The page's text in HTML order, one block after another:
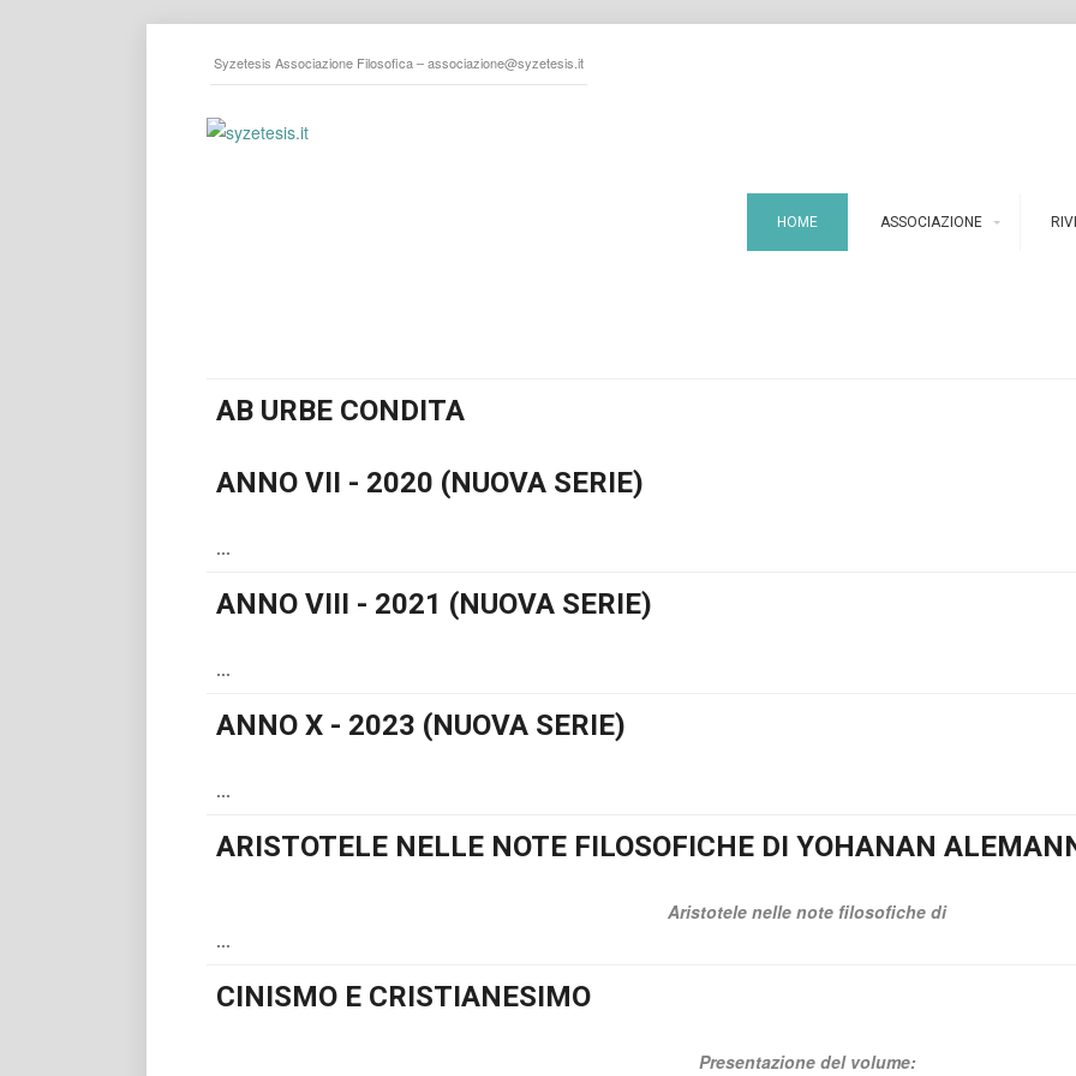
Syzetesis Associazione Filosofica –associazione@syzetesis.it
HOME ASSOCIAZIONE
AB URBE CONDITA
ANNO VII - 2020 (NUOVA SERIE)
...
ANNO VIII - 2021 (NUOVA SERIE)
...
ANNO X - 2023 (NUOVA SERIE)
...
ARISTOTELE NELLE NOTE FILOSOFICHE DI YOHANAN
Aristotele nelle note filosofiche di
...
CINISMO E CRISTIANESIMO
Presentazione del volume: